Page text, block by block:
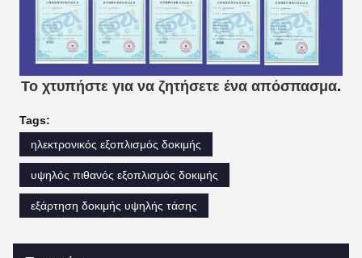
Το χτυπήστε για να ζητήσετε ένα απόσπασμα.
Tags:
ηλεκτρονικός εξοπλισμός δοκιμής
υψηλός πιθανός εξοπλισμός δοκιμής
εξάρτηση δοκιμής υψηλής τάσης